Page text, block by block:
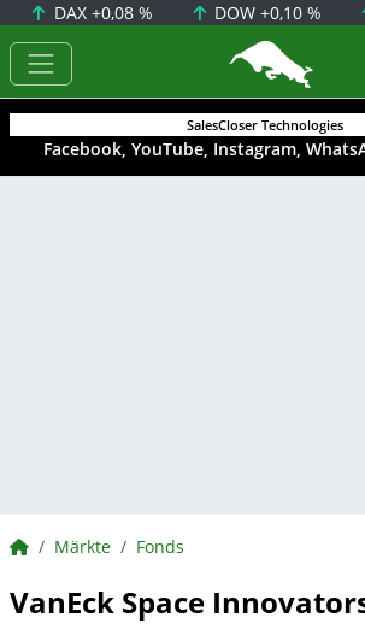
DAX +0,08 % DOW+0,10 %
BörsenNEWS.de
SalesCloser Technologies
Facebook, YouTube, Instagram,
BörsenNEWS.de
Märkte Fonds
VanEck Space Innovators